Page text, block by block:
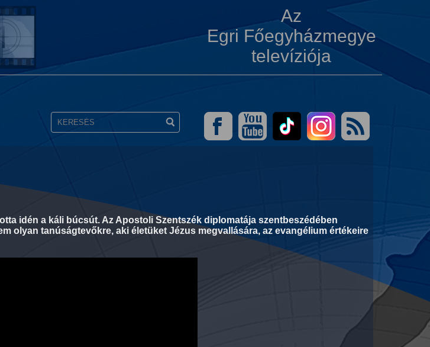
Az
Egri Főegyházmegye
televíziója
idén a káli búcsút. Az Apostoli Szentszék diplomatája szentbeszédében
olyan tanúságtevőkre, aki életüket Jézus megvallására, az evangélium értékeire